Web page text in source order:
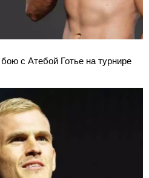
с Атебой Готье на турнире